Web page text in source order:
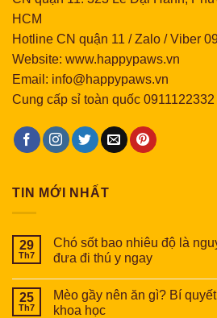
HCM
Hotline CN quận 11 / Zalo / Viber
Website: www.happypaws.vn
Email: info@happypaws.vn
Cung cấp sỉ toàn quốc 0911122332
TIN MỚI NHẤT
29
Th7
Chó sốt bao nhiêu độ là
đưa đi thú y ngay
25
Th7
Mèo gầy nên ăn gì? Bí
khoa học